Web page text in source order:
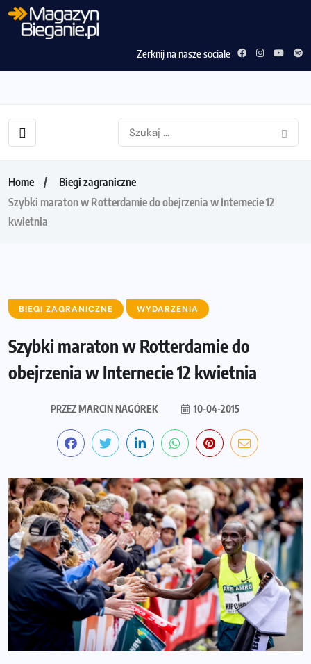
Zerknij na nasze sociale
Home
Biegi zagraniczne
Szybki maraton w Rotterdamie do obejrzenia w Internecie 12
kwietnia
BIEGI ZAGRANICZNE WYDARZENIA
Szybki maraton w Rotterdamie do
obejrzenia w Internecie 12 kwietnia
PRZEZMARCIN NAGÓREK 10-04-2015